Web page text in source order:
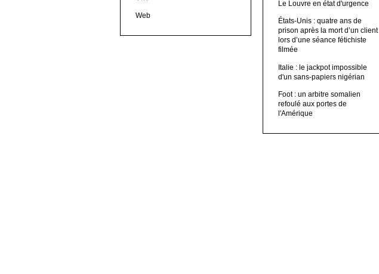
Web
Le Louvre en état d'urgence
États-Unis : quatre ans de
prison après la mort d’un client
lors d’une séance fétichiste
filmée
Italie : le jackpot impossible
d'un sans-papiers nigérian
Foot : un arbitre somalien
refoulé aux portes de
l'Amérique